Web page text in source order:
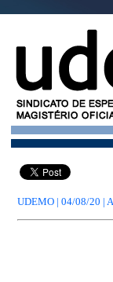
UDEMO | 04/08/20 |